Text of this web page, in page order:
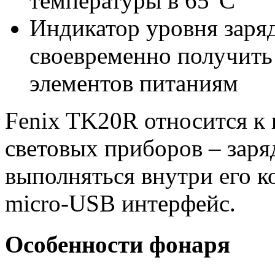
Индикатор уровня
своевременно
элементов питаниям
Fenix TK20R относится к
световых приборов –
выполняться внутри его
micro-USB интерфейс.
Особенности фонаря